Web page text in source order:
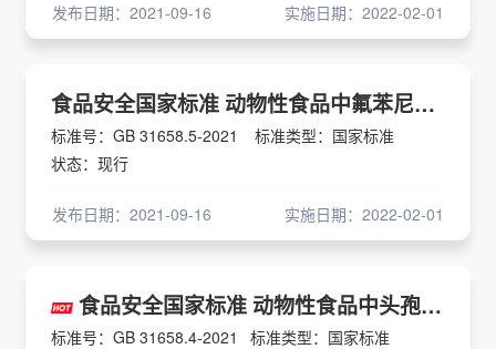
发布日期：2021-09-16 实施日期：2022-02-01
食品安全国家标准 动物性食品中氟苯尼考及氟苯尼考胺残留量的测定 液相色谱-串联质谱法
标准号：GB 31658.5-2021
标准类型：国家标准
状态：现行
发布日期：2021-09-16 实施日期：2022-02-01
食品安全国家标准 动物性食品中头孢类药物残留量的测定 液相色谱-串联质谱法
标准号：GB 31658.4-2021
标准类型：国家标准